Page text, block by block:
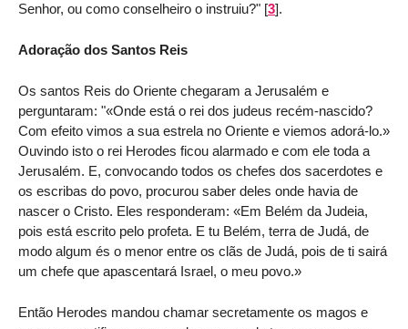
Senhor, ou como conselheiro o instruiu?" [3].
Adoração dos Santos Reis
Os santos Reis do Oriente chegaram a Jerusalém e
perguntaram: "«Onde está o rei dos judeus recém-nascido?
Com efeito vimos a sua estrela no Oriente e viemos adorá-lo.»
Ouvindo isto o rei Herodes ficou alarmado e com ele toda a
Jerusalém. E, convocando todos os chefes dos sacerdotes e
os escribas do povo, procurou saber deles onde havia de
nascer o Cristo. Eles responderam: «Em Belém da Judeia,
pois está escrito pelo profeta. E tu Belém, terra de Judá, de
modo algum és o menor entre os clãs de Judá, pois de ti sairá
um chefe que apascentará Israel, o meu povo.»
Então Herodes mandou chamar secretamente os magos e